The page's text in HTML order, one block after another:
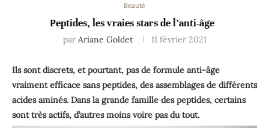
Beauté
Peptides, les vraies stars de l’anti-âge
par Ariane Goldet 11 février 2021
Ils sont discrets, et pourtant, pas de formule anti-âge
vraiment efficace sans peptides, des assemblages de différents
acides aminés. Dans la grande famille des peptides, certains
sont très actifs, d’autres moins voire pas du tout.